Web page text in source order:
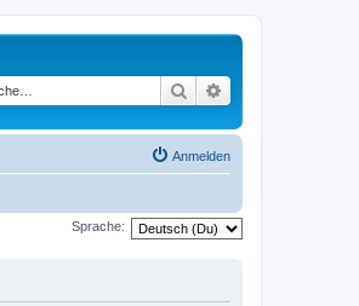
Suche
Anmelden
Sprache: